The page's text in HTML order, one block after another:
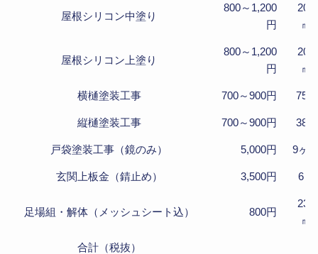
屋根シリコン中塗り
800～1,200
円
206
㎡
屋根シリコン上塗り
800～1,200
円
206
㎡
横樋塗装工事 700～900円 75m
縦樋塗装工事 700～900円 38m
戸袋塗装工事（鏡のみ） 5,000円 9ヶ
玄関上板金（錆止め） 3,500円 6㎡
足場組・解体（メッシュシート込） 800円
236
㎡
合計（税抜）